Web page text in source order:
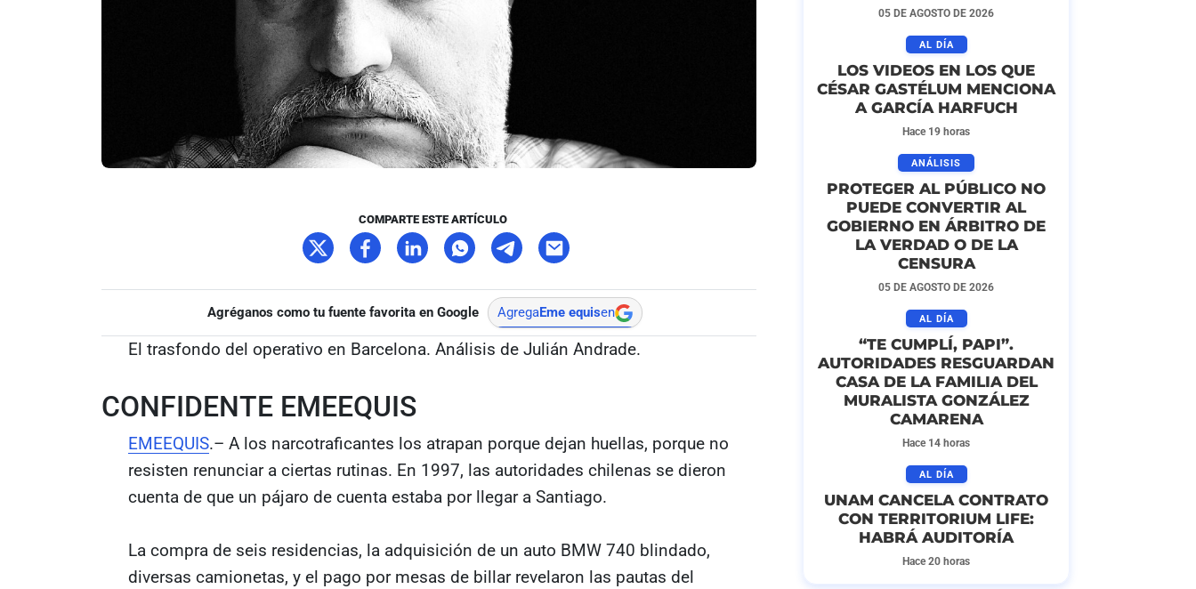
COMPARTE ESTE ARTÍCULO
Agréganos como tu fuente favorita en Google AgregaEme equisen
El trasfondo del operativo en Barcelona. Análisis de Julián Andrade.
CONFIDENTE EMEEQUIS
EMEEQUIS.– A los narcotraficantes los atrapan porque dejan huellas, porque no
resisten renunciar a ciertas rutinas. En 1997, las autoridades chilenas se dieron
cuenta de que un pájaro de cuenta estaba por llegar a Santiago.
La compra de seis residencias, la adquisición de un auto BMW 740 blindado,
diversas camionetas, y el pago por mesas de billar revelaron las pautas del
05 DE AGOSTO DE 2026
AL DÍA
LOS VIDEOS EN LOS QUE
CÉSAR GASTÉLUM MENCIONA
A GARCÍA HARFUCH
Hace 19 horas
ANÁLISIS
PROTEGER AL PÚBLICO NO
PUEDE CONVERTIR AL
GOBIERNO EN ÁRBITRO DE
LA VERDAD O DE LA
CENSURA
05 DE AGOSTO DE 2026
AL DÍA
“TE CUMPLÍ, PAPI”.
AUTORIDADES RESGUARDAN
CASA DE LA FAMILIA DEL
MURALISTA GONZÁLEZ
CAMARENA
Hace 14 horas
AL DÍA
UNAM CANCELA CONTRATO
CON TERRITORIUM LIFE:
HABRÁ AUDITORÍA
Hace 20 horas